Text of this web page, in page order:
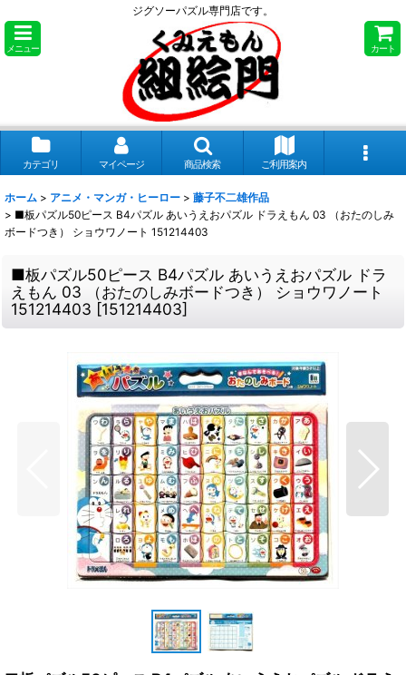
ジグソーパズル専門店です。
メニュー カート
カテゴリ マイページ 商品検索 ご利用案内
ホーム > アニメ・マンガ・ヒーロー > 藤子不二雄作品
> ■板パズル50ピース B4パズル あいうえおパズル ドラえもん 03 （おたのしみ
ボードつき） ショウワノート 151214403
■板パズル50ピース B4パズル あいうえおパズル ドラ
えもん 03 （おたのしみボードつき） ショウワノート
151214403 [151214403]